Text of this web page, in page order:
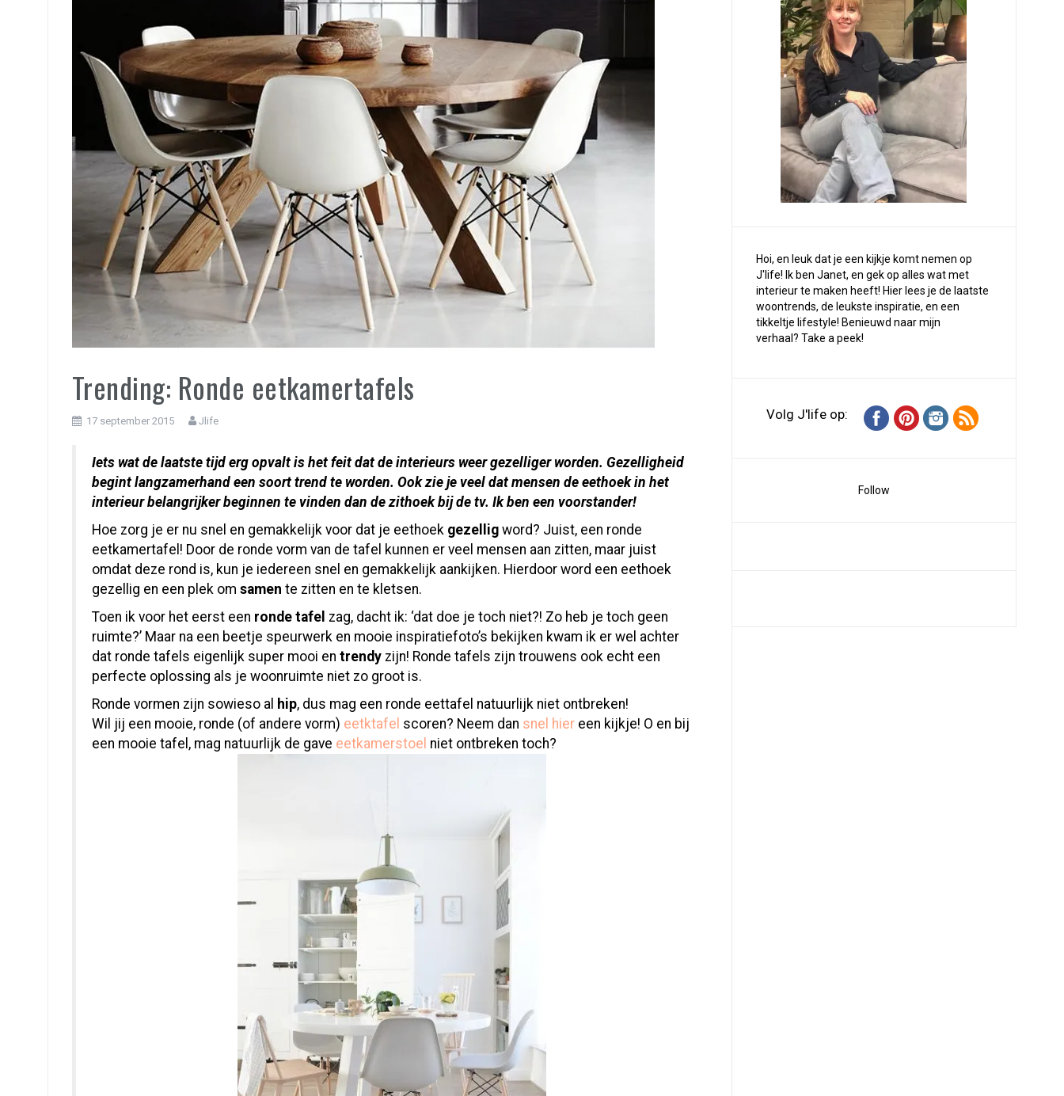
Trending: Ronde eetkamertafels
17 september 2015 Jlife
Iets wat de laatste tijd erg opvalt is het feit dat de interieurs weer gezelliger worden. Gezelligheid
begint langzamerhand een soort trend te worden. Ook zie je veel dat mensen de eethoek in het
interieur belangrijker beginnen te vinden dan de zithoek bij de tv. Ik ben een voorstander!
Hoe zorg je er nu snel en gemakkelijk voor dat je eethoek gezelligword? Juist, een ronde
eetkamertafel! Door de ronde vorm van de tafel kunnen er veel mensen aan zitten, maar juist
omdat deze rond is, kun je iedereen snel en gemakkelijk aankijken. Hierdoor word een eethoek
gezellig en een plek om samen te zitten en te kletsen.
Toen ik voor het eerst een ronde tafel zag, dacht ik: ‘dat doe je toch niet?! Zo heb je toch geen
ruimte?’ Maar na een beetje speurwerk en mooie inspiratiefoto’s bekijken kwam ik er wel achter
dat ronde tafels eigenlijk super mooi en trendyzijn! Ronde tafels zijn trouwens ook echt een
perfecte oplossing als je woonruimte niet zo groot is.
Ronde vormen zijn sowieso al hip, dus mag een ronde eettafel natuurlijk niet ontbreken!
Wil jij een mooie, ronde (of andere vorm) eetktafel scoren? Neem dan snel hiereen kijkje! O en bij
een mooie tafel, mag natuurlijk de gave eetkamerstoel niet ontbreken toch?
Hoi, en leuk dat je een kijkje komt nemen op
J'life! Ik ben Janet, en gek op alles wat met
interieur te maken heeft! Hier lees je de laatste
woontrends, de leukste inspiratie, en een
tikkeltje lifestyle! Benieuwd naar mijn
verhaal? Take a peek!
Volg J'life op:
Follow